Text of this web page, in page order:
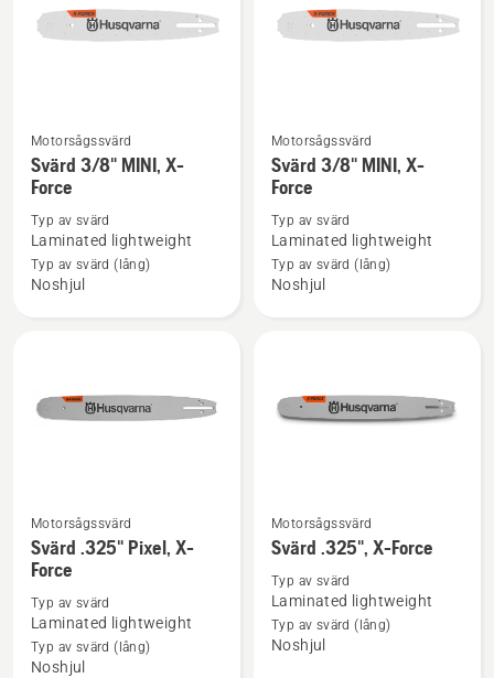
Se
mer
information
om
Svärd
3/8"
Motorsågssvärd
Svärd 3/8" MINI, X-
Force
Typ av svärd
Laminated lightweight
Typ av svärd (lång)
Noshjul
Se
mer
information
om
Svärd
3/8"
Motorsågssvärd
Svärd 3/8" MINI, X-
Force
Typ av svärd
Laminated lightweight
Typ av svärd (lång)
Noshjul
Se
mer
information
om
Svärd
.325"
Motorsågssvärd
Svärd .325" Pixel, X-
Force
Typ av svärd
Laminated lightweight
Typ av svärd (lång)
Noshjul
Se
mer
information
om
Svärd
Motorsågssvärd
Svärd .325", X-Force
Typ av svärd
Laminated lightweight
Typ av svärd (lång)
Noshjul